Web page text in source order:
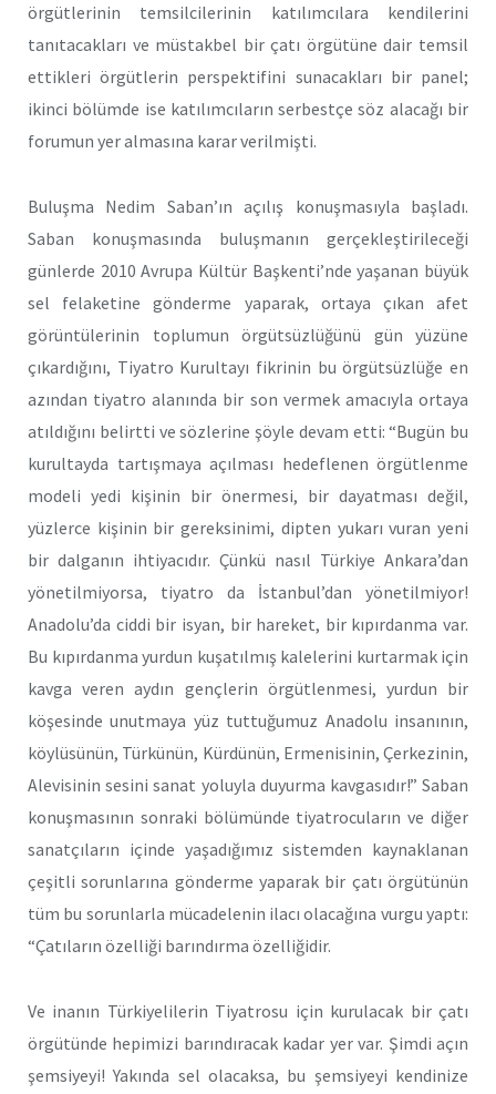
örgütlerinin temsilcilerinin katılımcılara kendilerini
tanıtacakları ve müstakbel bir çatı örgütüne dair temsil
ettikleri örgütlerin perspektifini sunacakları bir panel;
ikinci bölümde ise katılımcıların serbestçe söz alacağı bir
forumun yer almasına karar verilmişti.
Buluşma Nedim Saban’ın açılış konuşmasıyla başladı.
Saban konuşmasında buluşmanın gerçekleştirileceği
günlerde 2010 Avrupa Kültür Başkenti’nde yaşanan büyük
sel felaketine gönderme yaparak, ortaya çıkan afet
görüntülerinin toplumun örgütsüzlüğünü gün yüzüne
çıkardığını, Tiyatro Kurultayı fikrinin bu örgütsüzlüğe en
azından tiyatro alanında bir son vermek amacıyla ortaya
atıldığını belirtti ve sözlerine şöyle devam etti: “Bugün bu
kurultayda tartışmaya açılması hedeflenen örgütlenme
modeli yedi kişinin bir önermesi, bir dayatması değil,
yüzlerce kişinin bir gereksinimi, dipten yukarı vuran yeni
bir dalganın ihtiyacıdır. Çünkü nasıl Türkiye Ankara’dan
yönetilmiyorsa, tiyatro da İstanbul’dan yönetilmiyor!
Anadolu’da ciddi bir isyan, bir hareket, bir kıpırdanma var.
Bu kıpırdanma yurdun kuşatılmış kalelerini kurtarmak için
kavga veren aydın gençlerin örgütlenmesi, yurdun bir
köşesinde unutmaya yüz tuttuğumuz Anadolu insanının,
köylüsünün, Türkünün, Kürdünün, Ermenisinin, Çerkezinin,
Alevisinin sesini sanat yoluyla duyurma kavgasıdır!” Saban
konuşmasının sonraki bölümünde tiyatrocuların ve diğer
sanatçıların içinde yaşadığımız sistemden kaynaklanan
çeşitli sorunlarına gönderme yaparak bir çatı örgütünün
tüm bu sorunlarla mücadelenin ilacı olacağına vurgu yaptı:
“Çatıların özelliği barındırma özelliğidir.
Ve inanın Türkiyelilerin Tiyatrosu için kurulacak bir çatı
örgütünde hepimizi barındıracak kadar yer var. Şimdi açın
şemsiyeyi! Yakında sel olacaksa, bu şemsiyeyi kendinize